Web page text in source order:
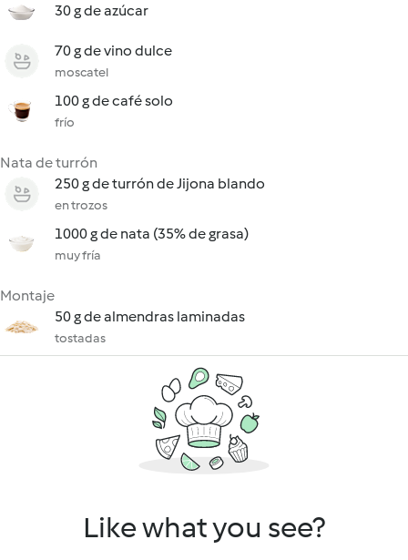
30 g de azúcar
70 g de vino dulce
moscatel
100 g de café solo
frío
Nata de turrón
250 g de turrón de Jijona blando
en trozos
1000 g de nata (35% de grasa)
muy fría
Montaje
50 g de almendras laminadas
tostadas
Like what you see?